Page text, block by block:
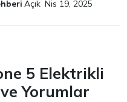
Açık Nis 19, 2025
5 Elektrikli
Yorumlar